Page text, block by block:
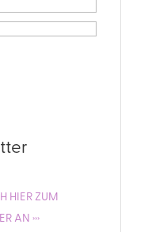
HIER ZUM
AN ›››